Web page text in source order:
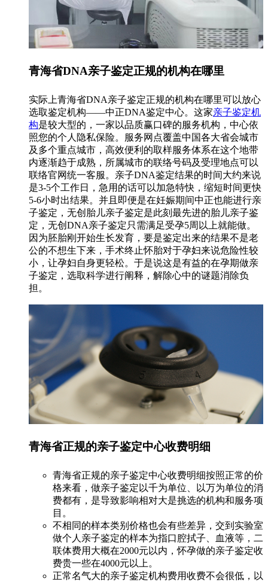
青海省DNA亲子鉴定正规的机构在哪里
实际上青海省DNA亲子鉴定正规的机构在哪里可以放心
选取鉴定机构——中正DNA鉴定中心。这家亲子鉴定机
构是较大型的，一家以品质赢口碑的服务机构，中心依
照您的个人隐私保险。服务网点覆盖中国各大省会城市
及多个重点城市，高效便利的取样服务体系在这个地带
内逐渐趋于成熟，所属城市的联络号码及受理地点可以
联络官网统一客服。亲子DNA鉴定结果的时间大约来说
是3-5个工作日，急用的话可以加急特快，缩短时间更快
5-6小时出结果。并且即便是在妊娠期间中正也能进行亲
子鉴定，无创胎儿亲子鉴定是此刻最先进的胎儿亲子鉴
定，无创DNA亲子鉴定只需满足受孕5周以上就能做。
因为胚胎刚开始生长发育，要是鉴定出来的结果不是老
公的不想生下来，手术终止怀胎对于孕妇来说危险性较
小，让孕妇自身更轻松。于是说这是有益的在孕期做亲
子鉴定，选取科学进行阐释，解除心中的谜题消除负
担。
青海省正规的亲子鉴定中心收费明细
青海省正规的亲子鉴定中心收费明细按照正常的价
格来看，做亲子鉴定以千为单位、以万为单位的消
费都有，是导致影响相对大是挑选的机构和服务项
目。
不相同的样本类别价格也会有些差异，交到实验室
做个人亲子鉴定的样本为指口腔拭子、血液等，二
联体费用大概在2000元以内，怀孕做的亲子鉴定收
费贵一些在4000元以上。
正常名气大的亲子鉴定机构费用收费不会很低，以